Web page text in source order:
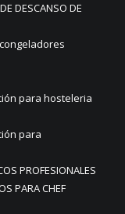
DESCANSO DE
para hosteleria
para
PROFESIONALES
PARA CHEF